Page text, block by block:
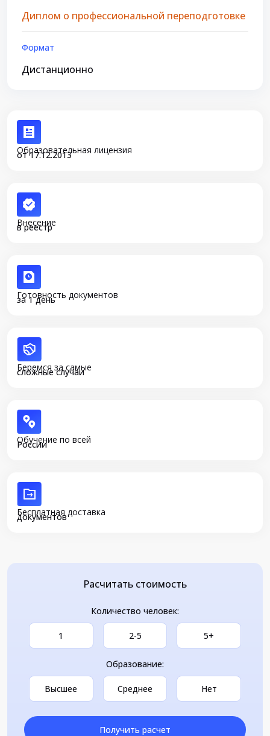
Диплом о профессиональной переподготовке
Формат
Дистанционно
Образовательная лицензия
от 17.12.2013
Внесение
в реестр
Готовность документов
за 1 день
Беремся за самые
сложные случаи
Обучение по всей
России
Бесплатная доставка
документов
Расчитать стоимость
Количество человек:
1 2-5 5+
Образование:
Высшее Среднее Нет
Получить расчет